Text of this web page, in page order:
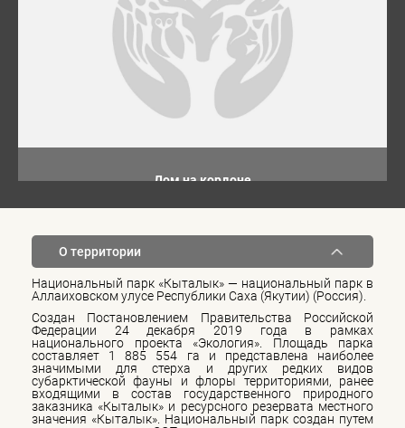
Дом на кордоне
О территории
Национальный парк «Кыталык» — национальный парк в
Аллаиховском улусе Республики Саха (Якутии) (Россия).
Создан Постановлением Правительства Российской
Федерации 24 декабря 2019 года в рамках
национального проекта «Экология». Площадь парка
составляет 1 885 554 га и представлена наиболее
значимыми для стерха и других редких видов
субарктической фауны и флоры территориями, ранее
входящими в состав государственного природного
заказника «Кыталык» и ресурсного резервата местного
значения «Кыталык». Национальный парк создан путем